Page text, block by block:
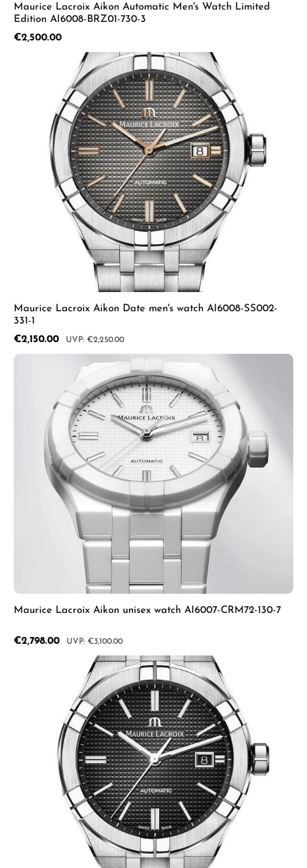
Maurice Lacroix Aikon Automatic Men's Watch Limited
Edition AI6008-BRZ01-730-3
Regular price:
€2,500.00
Maurice Lacroix Aikon Date men's watch AI6008-SS002-
331-1
Sale price:
€2,150.00 Regular price:
€2,250.00
Maurice Lacroix Aikon unisex watch AI6007-CRM72-130-7
Sale price:
€2,798.00 Regular price:
€3,100.00